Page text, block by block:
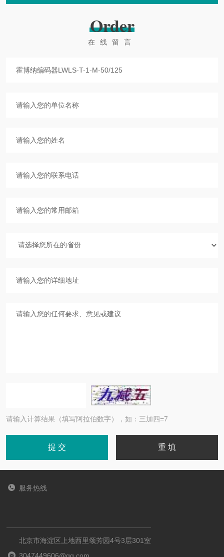
Order
在线留言
请输入计算结果（填写阿拉伯数字），如：三加四=7
服务热线
北京市海淀区上地西里颂芳园4号3层301室